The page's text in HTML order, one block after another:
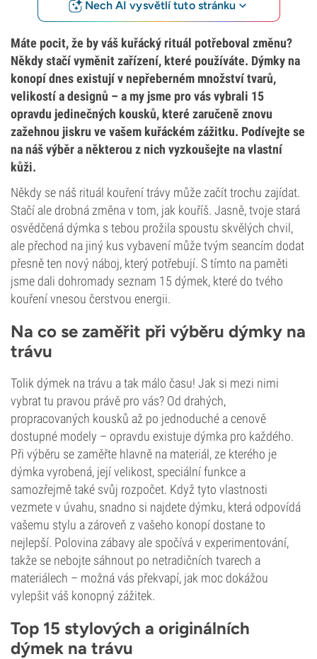
Nech AI vysvětlí tuto stránku
Máte pocit, že by váš kuřácký rituál potřeboval změnu?
Někdy stačí vyměnit zařízení, které používáte. Dýmky na
konopí dnes existují v nepřeberném množství tvarů,
velikostí a designů – a my jsme pro vás vybrali 15
opravdu jedinečných kousků, které zaručeně znovu
zažehnou jiskru ve vašem kuřáckém zážitku. Podívejte se
na náš výběr a některou z nich vyzkoušejte na vlastní
kůži.
Někdy se náš rituál kouření trávy může začít trochu zajídat.
Stačí ale drobná změna v tom, jak kouříš. Jasně, tvoje stará
osvědčená dýmka s tebou prožila spoustu skvělých chvil,
ale přechod na jiný kus vybavení může tvým seancím dodat
přesně ten nový náboj, který potřebují. S tímto na paměti
jsme dali dohromady seznam 15 dýmek, které do tvého
kouření vnesou čerstvou energii.
Na co se zaměřit při výběru dýmky na
trávu
Tolik dýmek na trávu a tak málo času! Jak si mezi nimi
vybrat tu pravou právě pro vás? Od drahých,
propracovaných kousků až po jednoduché a cenově
dostupné modely – opravdu existuje dýmka pro každého.
Při výběru se zaměřte hlavně na materiál, ze kterého je
dýmka vyrobená, její velikost, speciální funkce a
samozřejmě také svůj rozpočet. Když tyto vlastnosti
vezmete v úvahu, snadno si najdete dýmku, která odpovídá
vašemu stylu a zároveň z vašeho konopí dostane to
nejlepší. Polovina zábavy ale spočívá v experimentování,
takže se nebojte sáhnout po netradičních tvarech a
materiálech – možná vás překvapí, jak moc dokážou
vylepšit váš konopný zážitek.
Top 15 stylových a originálních
dýmek na trávu